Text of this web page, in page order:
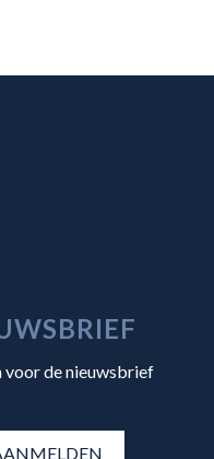
voor de nieuwsbrief